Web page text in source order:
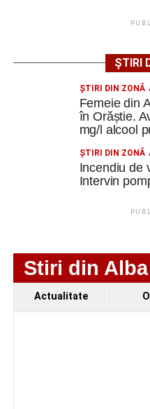
ȘTIRI
ŞTIRI DIN ZONĂ
Femeie din
în Orăștie.
mg/l alcool
ŞTIRI DIN ZONĂ
Incendiu de
Intervin
Stiri din Alba
Actualitate